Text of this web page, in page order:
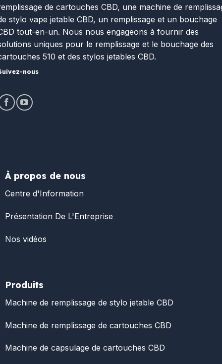
de cartouches CBD, une machine de
stylo vape jetable CBD, un remplissage et un bouchage
tout-en-un. Nous nous engageons à fournir des
uniques pour le remplissage et le bouchage des
510 et des stylos jetables CBD.
nous
À propos de nous
Centre d'Information
Présentation De L'Entreprise
Nos vidéos
Produits
Machine de remplissage de stylo jetable CBD
Machine de remplissage de cartouches CBD
Machine de capsulage de cartouches CBD